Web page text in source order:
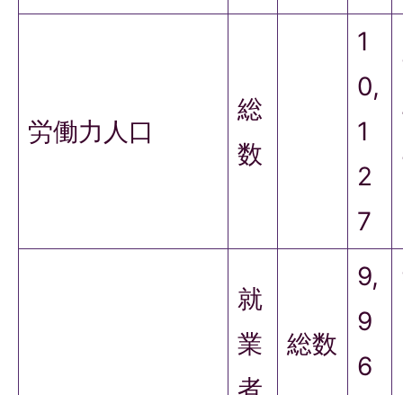
労働力人口
総
数
1
0,
1
2
7
就
業
者
総数
9,
9
6